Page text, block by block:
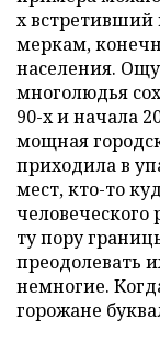
х встретивший
меркам,
населения.
многолюдья
90-х и начала
мощная
приходила в
мест, кто-то
человеческого
ту пору
преодолевать
немногие.
горожане